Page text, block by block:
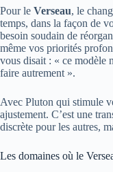
Pour le Verseau, le
temps, dans la façon de
besoin soudain de
même vos priorités
vous disait : « ce modèle
faire autrement ».
Avec Pluton qui stimule
ajustement. C’est une
discrète pour les autres,
Les domaines où le